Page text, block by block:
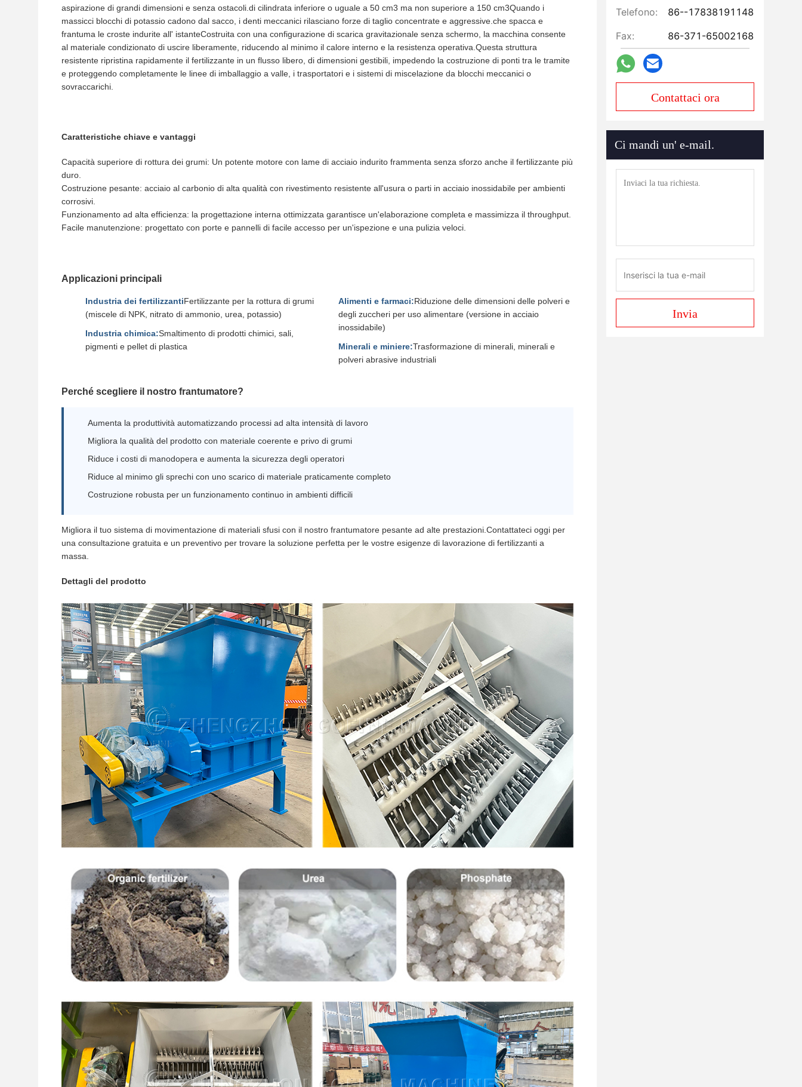
aspirazione di grandi dimensioni e senza ostacoli.di cilindrata inferiore o uguale a 50 cm3 ma non superiore a 150 cm3Quando i
massicci blocchi di potassio cadono dal sacco, i denti meccanici rilasciano forze di taglio concentrate e aggressive.che spacca e
frantuma le croste indurite all' istanteCostruita con una configurazione di scarica gravitazionale senza schermo, la macchina consente
al materiale condizionato di uscire liberamente, riducendo al minimo il calore interno e la resistenza operativa.Questa struttura
resistente ripristina rapidamente il fertilizzante in un flusso libero, di dimensioni gestibili, impedendo la costruzione di ponti tra le tramite
e proteggendo completamente le linee di imballaggio a valle, i trasportatori e i sistemi di miscelazione da blocchi meccanici o
sovraccarichi.
Caratteristiche chiave e vantaggi
Capacità superiore di rottura dei grumi: Un potente motore con lame di acciaio indurito frammenta senza sforzo anche il fertilizzante più
duro.
Costruzione pesante: acciaio al carbonio di alta qualità con rivestimento resistente all'usura o parti in acciaio inossidabile per ambienti
corrosivi.
Funzionamento ad alta efficienza: la progettazione interna ottimizzata garantisce un'elaborazione completa e massimizza il throughput.
Facile manutenzione: progettato con porte e pannelli di facile accesso per un'ispezione e una pulizia veloci.
Applicazioni principali
Industria dei fertilizzantiFertilizzante per la rottura di grumi
(miscele di NPK, nitrato di ammonio, urea, potassio)
Industria chimica:Smaltimento di prodotti chimici, sali,
pigmenti e pellet di plastica
Alimenti e farmaci:Riduzione delle dimensioni delle polveri e
degli zuccheri per uso alimentare (versione in acciaio
inossidabile)
Minerali e miniere:Trasformazione di minerali, minerali e
polveri abrasive industriali
Perché scegliere il nostro frantumatore?
Aumenta la produttività automatizzando processi ad alta intensità di lavoro
Migliora la qualità del prodotto con materiale coerente e privo di grumi
Riduce i costi di manodopera e aumenta la sicurezza degli operatori
Riduce al minimo gli sprechi con uno scarico di materiale praticamente completo
Costruzione robusta per un funzionamento continuo in ambienti difficili
Migliora il tuo sistema di movimentazione di materiali sfusi con il nostro frantumatore pesante ad alte prestazioni.Contattateci oggi per
una consultazione gratuita e un preventivo per trovare la soluzione perfetta per le vostre esigenze di lavorazione di fertilizzanti a
massa.
Dettagli del prodotto
Telefono:
86--17838191148
Fax:
86-371-65002168
Contattaci ora
Ci mandi un' e-mail.
Invia